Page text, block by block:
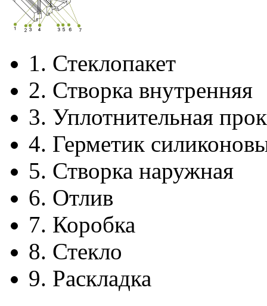
1. Стеклопакет
2. Створка внутренняя
3. Уплотнительная
4. Герметик
5. Створка наружная
6. Отлив
7. Коробка
8. Стекло
9. Раскладка